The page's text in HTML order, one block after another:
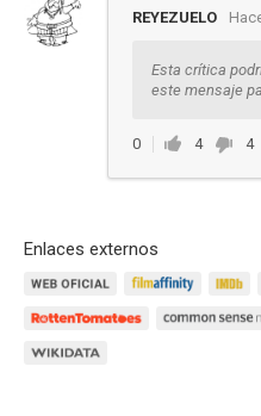
REYEZUELO
Esta crítica
este mensaje
0 4 4
Enlaces externos